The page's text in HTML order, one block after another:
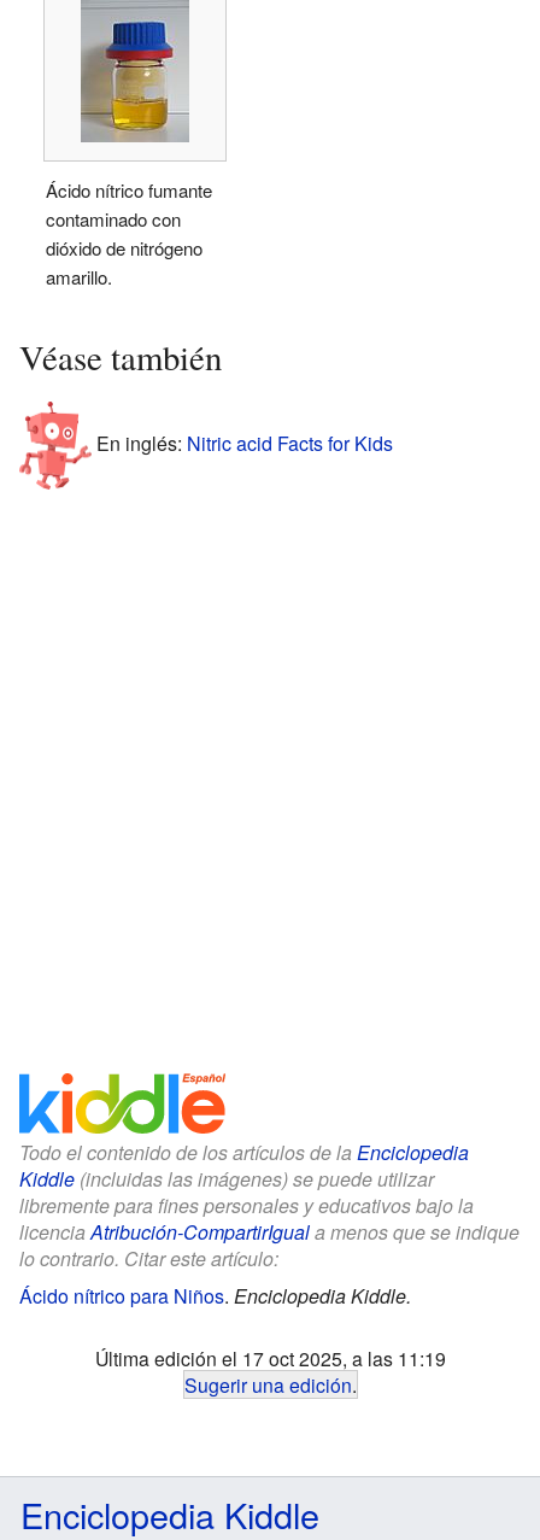
Ácido nítrico fumante
contaminado con
dióxido de nitrógeno
amarillo.
Véase también
En inglés: Nitric acid Facts for Kids
Todo el contenido de los artículos de la Enciclopedia
Kiddle (incluidas las imágenes) se puede utilizar
libremente para fines personales y educativos bajo la
licencia Atribución-CompartirIguala menos que se indique
lo contrario. Citar este artículo:
Ácido nítrico para Niños. Enciclopedia Kiddle.
Última edición el 17 oct 2025, a las 11:19
Sugerir una edición.
Enciclopedia Kiddle